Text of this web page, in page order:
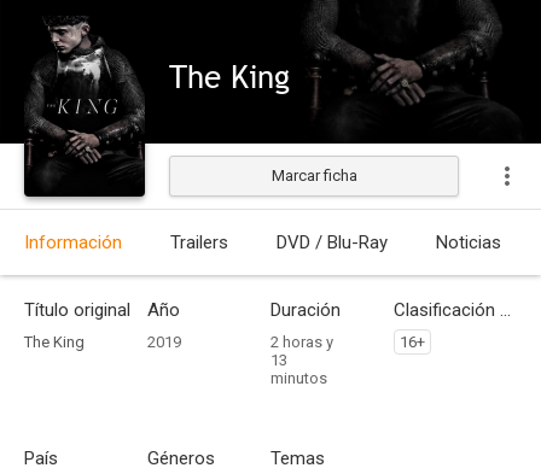
The King
Estrenada
Marcar ficha
Información Trailers DVD / Blu-Ray Noticias
Título original
The King
Año
2019
Duración
2 horas y
13
minutos
Clasificación por edades
16+
País Géneros Temas